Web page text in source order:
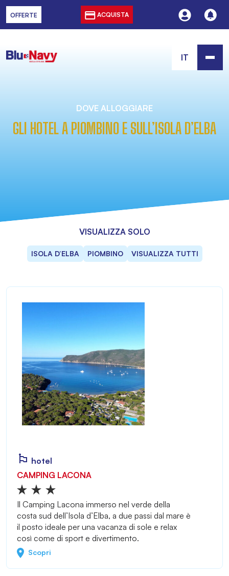
OFFERTE ACQUISTA
IT
DOVE ALLOGGIARE
GLI HOTEL A PIOMBINO E SULL’ISOLA D’ELBA
VISUALIZZA SOLO
ISOLA D’ELBA PIOMBINO VISUALIZZA TUTTI
hotel
CAMPING LACONA
Il Camping Lacona immerso nel verde della
costa sud dell’Isola d’Elba, a due passi dal mare è
il posto ideale per una vacanza di sole e relax
così come di sport e divertimento.
Scopri